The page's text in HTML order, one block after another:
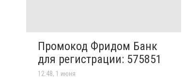
Промокод Фридом Банк
для регистрации: 575851
12:48, 1 июня